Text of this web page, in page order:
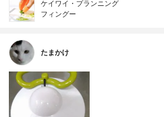
ケイワイ・プランニング
フィングー
たまかけ